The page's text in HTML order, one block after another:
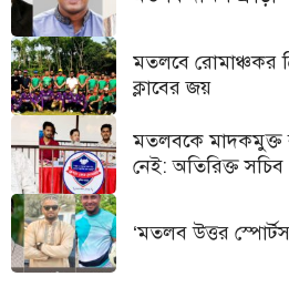
মতলবে রোমাঞ্চকর
ক্লাবের জয়
মতলবকে মাদকমুক্ত
নেই: অতিরিক্ত সচিব
‘মতলব উত্তর